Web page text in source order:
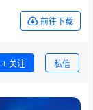
前往下载
关注 私信